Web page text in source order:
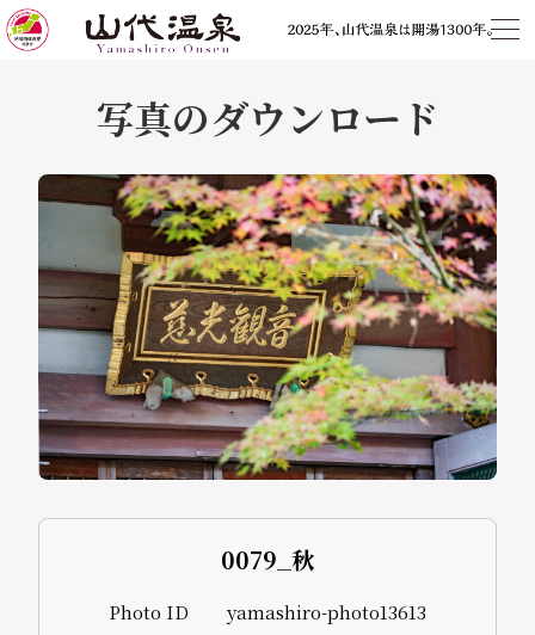
写真のダウンロード
0079_秋
Photo ID
yamashiro-photo13613